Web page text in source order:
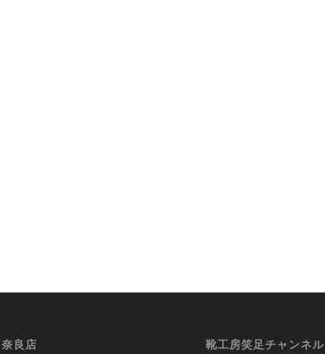
良店 靴工房笑足チャンネル